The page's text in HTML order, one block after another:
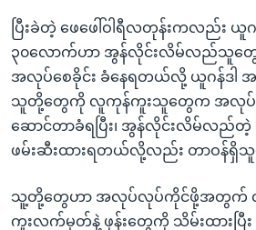
ပြီးခဲတဲ့ ဖေဖေါ်ဝါရီလတုန်းကလည်း ယူဂ
၃၀လောက်ဟာ အွန်လိုင်းလိမ်လည်သူတွေ
အလုပ်စေခိုင်း ခံနေရတယ်လို့ ယူဂန်ဒါ အ
သူတို့တွေကို လူကုန်ကူးသူတွေက အလုပ်
ဆောင်တာခံရပြီး၊ အွန်လိုင်းလိမ်လည်
ဖမ်းဆီးထားရတယ်လို့လည်း တာဝန်ရှိသူ
သူ့တို့တွေဟာ အလုပ်လုပ်ကိုင်ဖို့အတွက် လ
ကူးလက်မှတ်နဲ့ ဖုန်းတွေကို သိမ်းထားပြီး